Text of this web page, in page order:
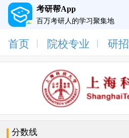
考研帮App
百万考研人的学习聚集地
首页 院校专业 研招
分数线